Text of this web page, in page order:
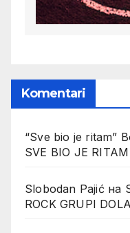
Komentari
“Sve bio je ritam”
SVE BIO JE
Slobodan Pajićна
ROCK GRUPI